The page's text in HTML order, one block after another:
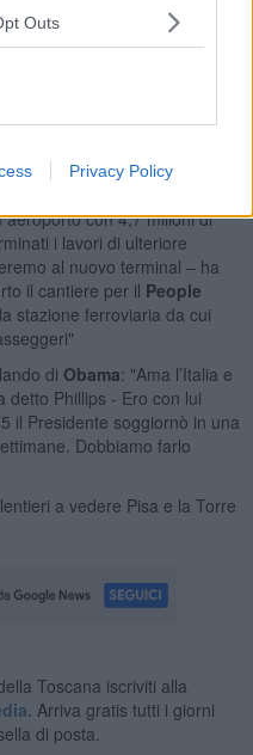
Outs
Privacy Policy
- ha continuato John
con la nostra regione dove
Borgo Finocchietto –
di qualità e un costo del
hanno bisogno di più
sono importanti"
con 4,7 milioni di
i lavori di ulteriore
al nuovo terminal – ha
il cantiere per il People
stazione ferroviaria da cui
di Obama: "Ama l’Italia e
detto Phillips - Ero con lui
il Presidente soggiornò in una
Dobbiamo farlo
a vedere Pisa e la Torre
Toscana iscriviti alla
Arriva gratis tutti i giorni
di posta.